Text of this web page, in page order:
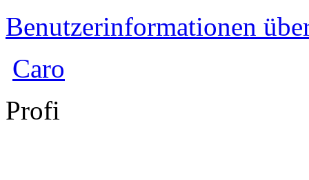
Benutzerinformationen
Caro
Profi